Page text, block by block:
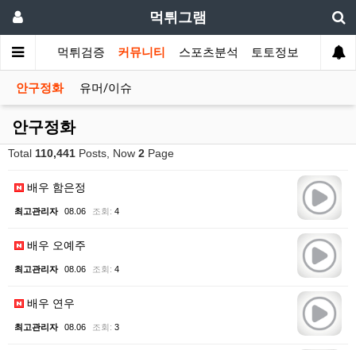
먹튀그램
먹튀검증 커뮤니티 스포츠분석 토토정보
안구정화 유머/이슈
안구정화
Total 110,441 Posts, Now 2 Page
배우 함은정
최고관리자 08.06 조회: 4
배우 오예주
최고관리자 08.06 조회: 4
배우 연우
최고관리자 08.06 조회: 3